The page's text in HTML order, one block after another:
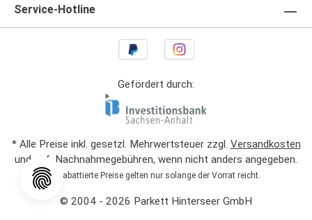
Service-Hotline
Gefördert durch:
* Alle Preise inkl. gesetzl. Mehrwertsteuer zzgl. Versandkosten
und ggf. Nachnahmegebühren, wenn nicht anders angegeben.
Rabattierte Preise gelten nur solange der Vorrat reicht.
© 2004 - 2026 Parkett Hinterseer GmbH